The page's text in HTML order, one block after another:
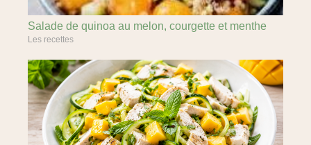
Salade de quinoa au melon, courgette et menthe
Les recettes